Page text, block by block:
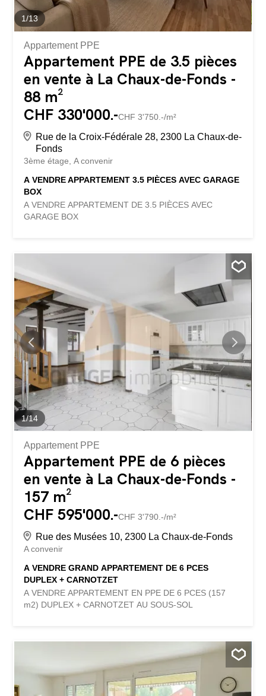
1/13
Appartement PPE
Appartement PPE de 3.5 pièces
en vente à La Chaux-de-Fonds -
88 m²
CHF 330'000.-CHF 3'750.-/m²
Rue de la Croix-Fédérale 28, 2300 La Chaux-de-
Fonds
3ème étage A convenir
A VENDRE APPARTEMENT 3.5 PIÈCES AVEC GARAGE
BOX
A VENDRE APPARTEMENT DE 3.5 PIÈCES AVEC
GARAGE BOX
1/14
Appartement PPE
Appartement PPE de 6 pièces
en vente à La Chaux-de-Fonds -
157 m²
CHF 595'000.-CHF 3'790.-/m²
Rue des Musées 10, 2300 La Chaux-de-Fonds
A convenir
A VENDRE GRAND APPARTEMENT DE 6 PCES
DUPLEX + CARNOTZET
A VENDRE APPARTEMENT EN PPE DE 6 PCES (157
m2) DUPLEX + CARNOTZET AU SOUS-SOL